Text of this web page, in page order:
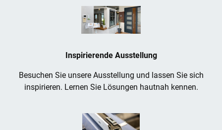
Inspirierende Ausstellung
Besuchen Sie unsere Ausstellung und lassen Sie sich
inspirieren. Lernen Sie Lösungen hautnah kennen.